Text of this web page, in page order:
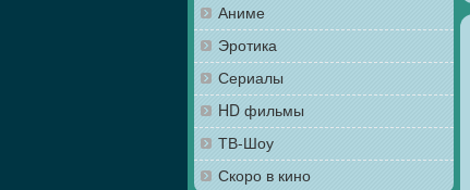
Аниме
Эротика
Сериалы
HD фильмы
ТВ-Шоу
Скоро в кино